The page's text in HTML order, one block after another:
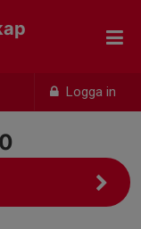
Logga in